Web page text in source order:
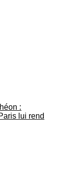
:
lui rend